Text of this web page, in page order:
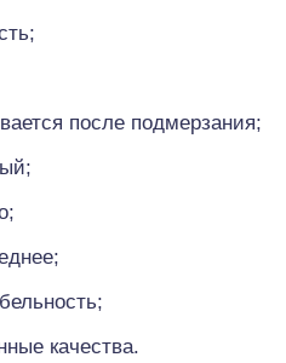
после подмерзания;
качества.